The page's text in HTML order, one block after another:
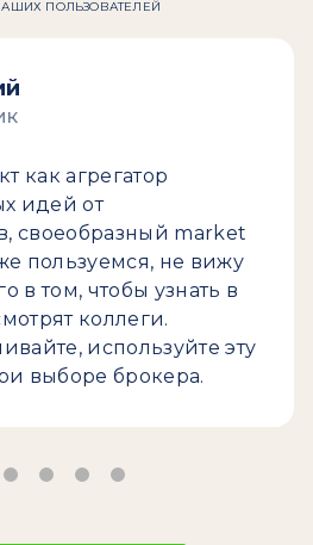
ПОЛЬЗОВАТЕЛЕЙ
как агрегатор
идей от
своеобразный market
пользуемся, не вижу
в том, чтобы узнать в
коллеги.
используйте эту
выборе брокера.